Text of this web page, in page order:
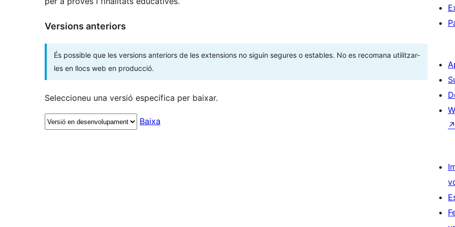
Versions anteriors
És possible que les versions anteriors de les extensions no siguin segures o estables. No es recomana utilitzar-
les en llocs web en producció.
Seleccioneu una versió específica per baixar.
Baixa
↗